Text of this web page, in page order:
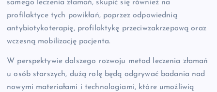
samego leczenia złamań, skupić się również na
profilaktyce tych powikłań, poprzez odpowiednią
antybiotykoterapię, profilaktykę przeciwzakrzepową oraz
wczesną mobilizację pacjenta.
W perspektywie dalszego rozwoju metod leczenia złamań
u osób starszych, dużą rolę będą odgrywać badania nad
nowymi materiałami i technologiami, które umożliwią